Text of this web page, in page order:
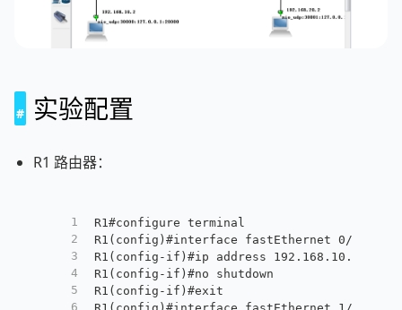
实验配置
R1 路由器：
1
2
3
4
5
6
R1#configure terminal
R1(config)#interface fastEthernet 0/0
R1(config-if)#ip address 192.168.10.1
R1(config-if)#no shutdown
R1(config-if)#exit